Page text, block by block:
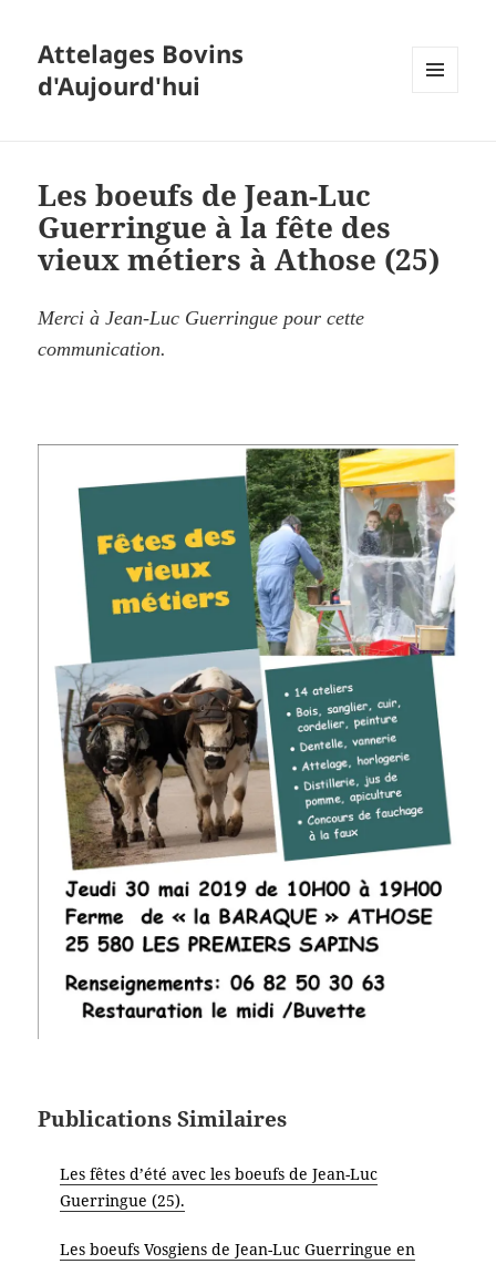
Attelages Bovins
d'Aujourd'hui
Les boeufs de Jean-Luc
Guerringue à la fête des
vieux métiers à Athose (25)
Merci à Jean-Luc Guerringue pour cette
communication.
Publications Similaires
Les fêtes d’été avec les boeufs de Jean-Luc
Guerringue (25).
Les boeufs Vosgiens de Jean-Luc Guerringue en